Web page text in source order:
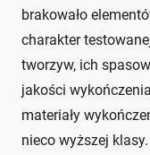
brakowało
charakter
tworzyw, ich
jakości
materiały
nieco wyższej